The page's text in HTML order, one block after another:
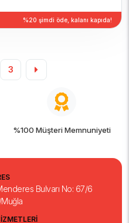
%20 şimdi öde, kalanı kapıda!
3
7/24 Tatil Desteği
Bulvarı No: 67/6